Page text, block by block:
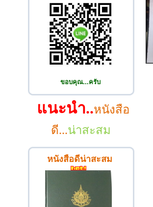
ขอบคุณ...ครับ
แนะนำ..หนังสือ
ดี...น่าสะสม
หนังสือดีน่าสะสม